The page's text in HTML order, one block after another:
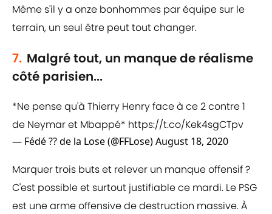
Même s'il y a onze bonhommes par équipe sur le
terrain, un seul être peut tout changer.
7. Malgré tout, un manque de réalisme
côté parisien...
*Ne pense qu'à Thierry Henry face à ce 2 contre 1
de Neymar et Mbappé* https://t.co/Kek4sgCTpv
— Fédé ?? de la Lose (@FFLose)August 18, 2020
Marquer trois buts et relever un manque offensif ?
C'est possible et surtout justifiable ce mardi. Le PSG
est une arme offensive de destruction massive. À